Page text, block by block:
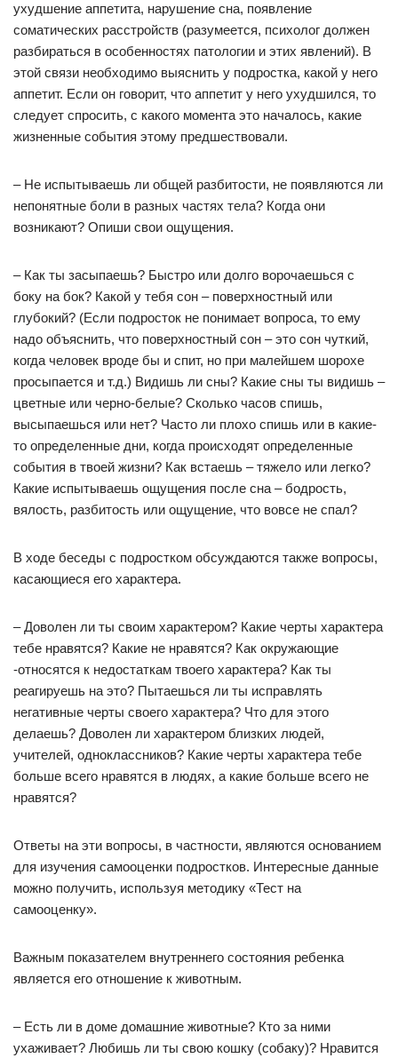
ухудшение аппетита, нарушение сна, появление
соматических расстройств (разумеется, психолог должен
разбираться в особенностях патологии и этих явлений). В
этой связи необходимо выяснить у подростка, какой у него
аппетит. Если он говорит, что аппетит у него ухудшился, то
следует спросить, с какого момента это началось, какие
жизненные события этому предшествовали.
– Не испытываешь ли общей разбитости, не появляются ли
непонятные боли в разных частях тела? Когда они
возникают? Опиши свои ощущения.
– Как ты засыпаешь? Быстро или долго ворочаешься с
боку на бок? Какой у тебя сон – поверхностный или
глубокий? (Если подросток не понимает вопроса, то ему
надо объяснить, что поверхностный сон – это сон чуткий,
когда человек вроде бы и спит, но при малейшем шорохе
просыпается и т.д.) Видишь ли сны? Какие сны ты видишь –
цветные или черно-белые? Сколько часов спишь,
высыпаешься или нет? Часто ли плохо спишь или в какие-
то определенные дни, когда происходят определенные
события в твоей жизни? Как встаешь – тяжело или легко?
Какие испытываешь ощущения после сна – бодрость,
вялость, разбитость или ощущение, что вовсе не спал?
В ходе беседы с подростком обсуждаются также вопросы,
касающиеся его характера.
– Доволен ли ты своим характером? Какие черты характера
тебе нравятся? Какие не нравятся? Как окружающие
-относятся к недостаткам твоего характера? Как ты
реагируешь на это? Пытаешься ли ты исправлять
негативные черты своего характера? Что для этого
делаешь? Доволен ли характером близких людей,
учителей, одноклассников? Какие черты характера тебе
больше всего нравятся в людях, а какие больше всего не
нравятся?
Ответы на эти вопросы, в частности, являются основанием
для изучения самооценки подростков. Интересные данные
можно получить, используя методику «Тест на
самооценку».
Важным показателем внутреннего состояния ребенка
является его отношение к животным.
– Есть ли в доме домашние животные? Кто за ними
ухаживает? Любишь ли ты свою кошку (собаку)? Нравится